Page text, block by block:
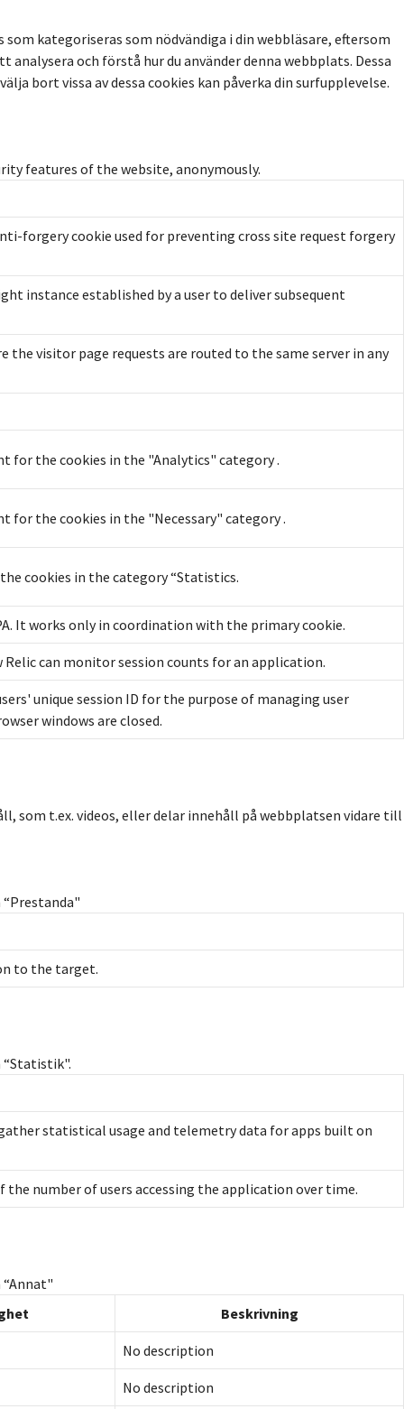
kategoriseras som nödvändiga i din webbläsare, eftersom
och förstå hur du använder denna webbplats. Dessa
bort vissa av dessa cookies kan påverka din surfupplevelse.
features of the website, anonymously.
forgery cookie used for preventing cross site request forgery
instance established by a user to deliver subsequent
the visitor page requests are routed to the same server in any
for the cookies in the "Analytics" category .
for the cookies in the "Necessary" category .
cookies in the category “Statistics.
It works only in coordination with the primary cookie.
Relic can monitor session counts for an application.
unique session ID for the purpose of managing user
windows are closed.
som t.ex. videos, eller delar innehåll på webbplatsen vidare till
to the target.
“Statistik".
statistical usage and telemetry data for apps built on
number of users accessing the application over time.
Beskrivning
No description
No description